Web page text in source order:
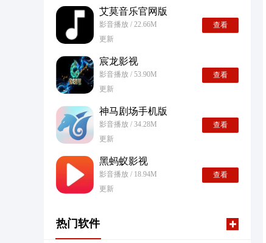
艾莫音乐官网版
影音播放 / 22.66M
更新
查看
宸龙影视
影音播放 / 53.90M
更新
查看
神马剧场手机版
影音播放 / 34.28M
更新
查看
黑蚂蚁影视
影音播放 / 18.94M
更新
查看
热门软件